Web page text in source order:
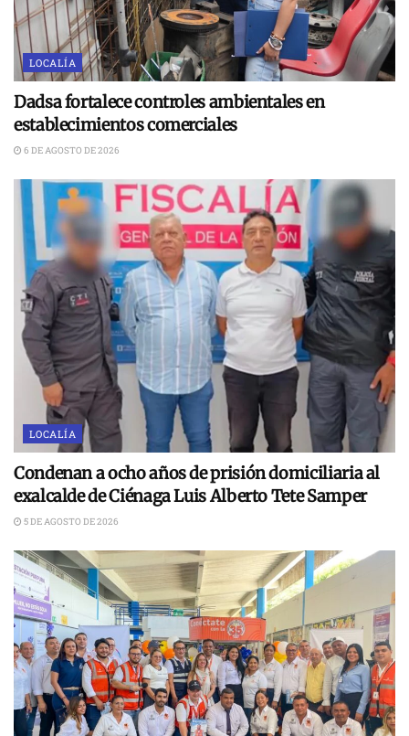
LOCALÍA
Dadsa fortalece controles ambientales en
establecimientos comerciales
6 DE AGOSTO DE 2026
LOCALÍA
Condenan a ocho años de prisión domiciliaria al
exalcalde de Ciénaga Luis Alberto Tete Samper
5 DE AGOSTO DE 2026